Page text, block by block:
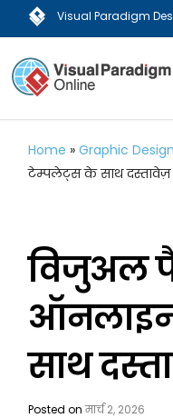
Visual Paradigm
Home »Graphic Design
टेम्पलेट्स के साथ दस्तावेज़
विजुअल
साथ
Posted onमार्च 2, 2026